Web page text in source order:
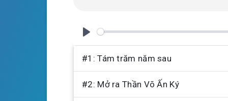
s
P
l
a
y
#1: Tám trăm năm sau
#2: Mở ra Thần Võ Ấn Ký